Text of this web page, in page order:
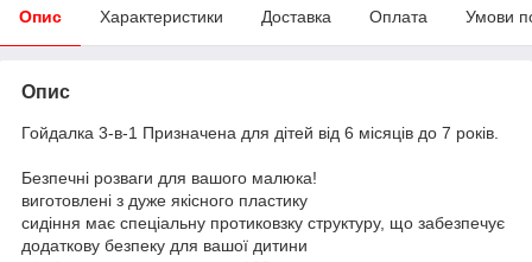
Опис Характеристики Доставка Оплата Умови
Опис
Гойдалка 3-в-1 Призначена для дітей від 6 місяців до 7 років.
Безпечні розваги для вашого малюка!
виготовлені з дуже якісного пластику
сидіння має спеціальну протиковзку структуру, що забезпечує
додаткову безпеку для вашої дитини